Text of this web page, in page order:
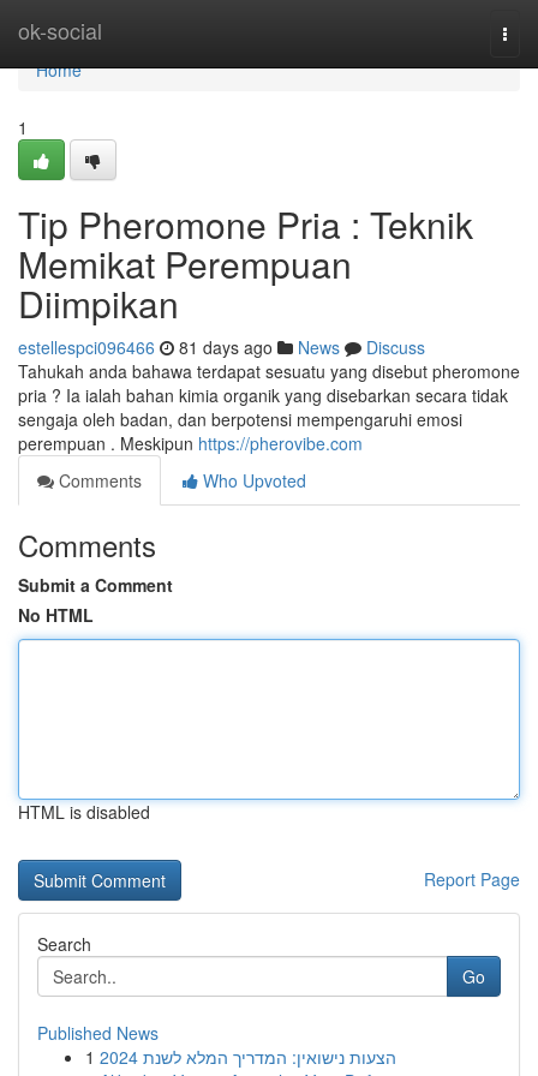
ok-social
Home
Home
1
Tip Pheromone Pria : Teknik
Memikat Perempuan
Diimpikan
estellespci096466 81 days ago News
Discuss
Tahukah anda bahawa terdapat sesuatu yang disebut pheromone
pria ? Ia ialah bahan kimia organik yang disebarkan secara tidak
sengaja oleh badan, dan berpotensi mempengaruhi emosi
perempuan . Meskipun https://pherovibe.com
Comments
Who Upvoted
Comments
Submit a Comment
No HTML
HTML is disabled
Report Page
Search
Go
Published News
1
הצעות נישואין: המדריך המלא לשנת 2024